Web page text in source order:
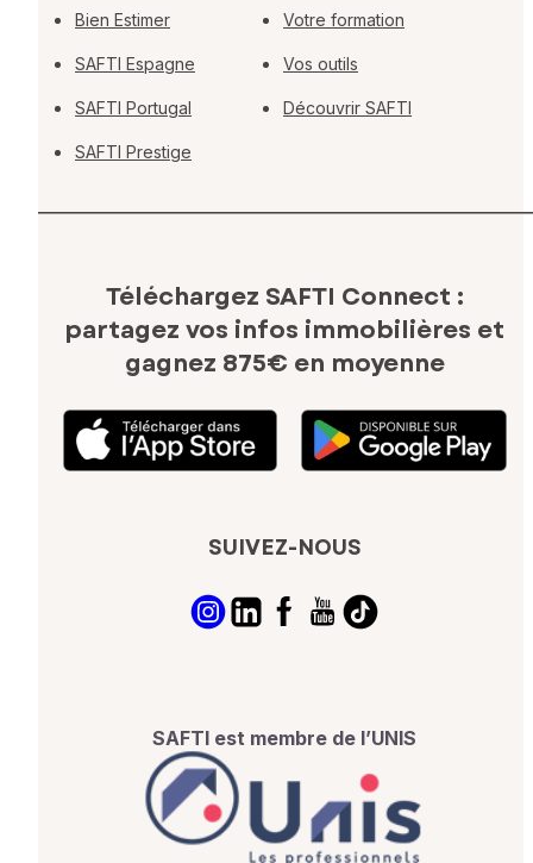
Bien Estimer
SAFTI Espagne
SAFTI Portugal
SAFTI Prestige
Votre formation
Vos outils
Découvrir SAFTI
Téléchargez SAFTI Connect :
partagez vos infos immobilières et
gagnez 875€ en moyenne
SUIVEZ-NOUS
SAFTI est membre de l’UNIS